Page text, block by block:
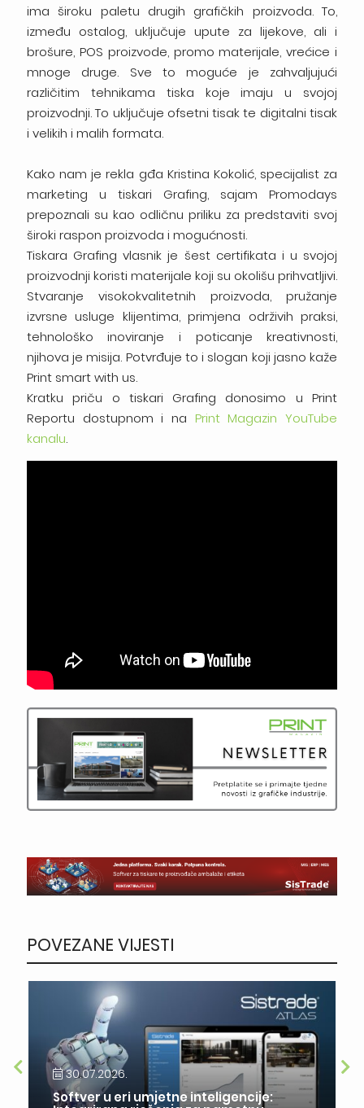
ima široku paletu drugih grafičkih proizvoda. To,
između ostalog, uključuje upute za lijekove, ali i
brošure, POS proizvode, promo materijale, vrećice i
mnoge druge. Sve to moguće je zahvaljujući
različitim tehnikama tiska koje imaju u svojoj
proizvodnji. To uključuje ofsetni tisak te digitalni tisak
i velikih i malih formata.
Kako nam je rekla gđa Kristina Kokolić, specijalist za
marketing u tiskari Grafing, sajam Promodays
prepoznali su kao odličnu priliku za predstaviti svoj
široki raspon proizvoda i mogućnosti.
Tiskara Grafing vlasnik je šest certifikata i u svojoj
proizvodnji koristi materijale koji su okolišu prihvatljivi.
Stvaranje visokokvalitetnih proizvoda, pružanje
izvrsne usluge klijentima, primjena održivih praksi,
tehnološko inoviranje i poticanje kreativnosti,
njihova je misija. Potvrđuje to i slogan koji jasno kaže
Print smart with us.
Kratku priču o tiskari Grafing donosimo u Print
Reportu dostupnom i na Print Magazin YouTube
kanalu.
POVEZANE VIJESTI
30.07.2026.
Softver u eri umjetne inteligencije: